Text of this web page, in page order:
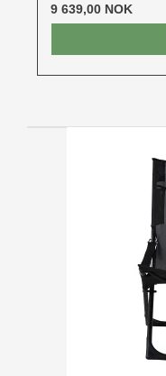
9 639,00 NOK